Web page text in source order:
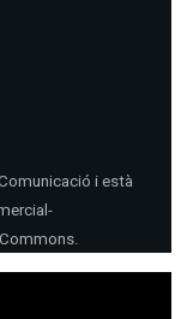
i està